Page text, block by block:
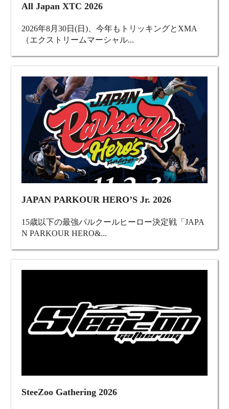
All Japan XTC 2026
2026年8月30日(日)、今年もトリッキングとXMA
（エクストリームマーシャル...
JAPAN PARKOUR HERO’S Jr. 2026
15歳以下の最強パルクールヒーロー決定戦「JAPA
N PARKOUR HERO&...
SteeZoo Gathering 2026